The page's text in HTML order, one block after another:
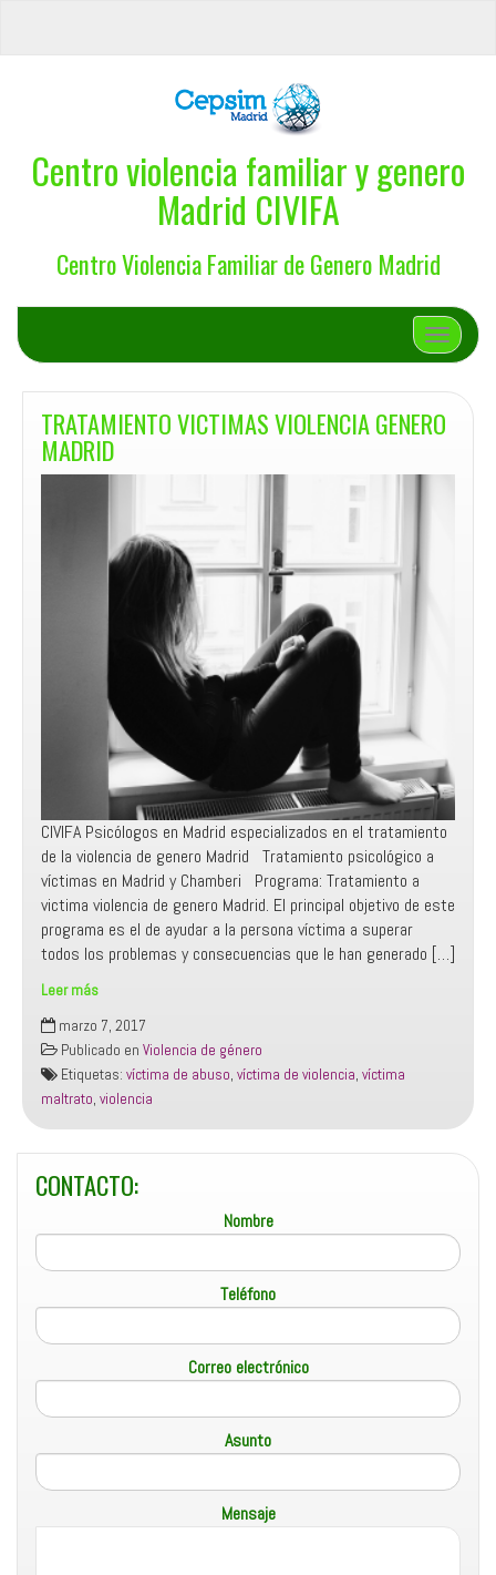
Centro violencia familiar y genero
Madrid CIVIFA
Centro Violencia Familiar de Genero Madrid
Cambiar
TRATAMIENTO VICTIMAS VIOLENCIA GENERO
MADRID
CIVIFA Psicólogos en Madrid especializados en el tratamiento
de la violencia de genero Madrid Tratamiento psicológico a
víctimas en Madrid y Chamberi Programa: Tratamiento a
victima violencia de genero Madrid. El principal objetivo de este
programa es el de ayudar a la persona víctima a superar
todos los problemas y consecuencias que le han generado […]
Leer más
TRATAMIENTO
VICTIMAS
VIOLENCIA
GENERO
MADRID
marzo 7, 2017
Publicado en Violencia de género
Etiquetas: víctima de abuso, víctima de violencia, víctima
maltrato, violencia
CONTACTO:
Nombre
Teléfono
Correo electrónico
Asunto
Mensaje